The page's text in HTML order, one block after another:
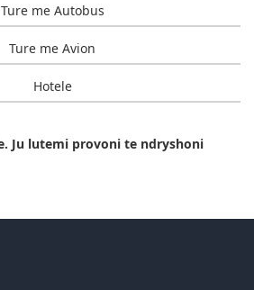
Ture me Autobus
Ture me Avion
Hotele
Ju lutemi provoni te ndryshoni